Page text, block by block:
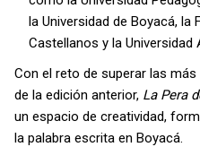
la Universidad de Boyacá, la
Castellanos y la Universidad
Con el reto de superar las
de la edición anterior, La Pera
un espacio de creatividad,
la palabra escrita en Boyacá.